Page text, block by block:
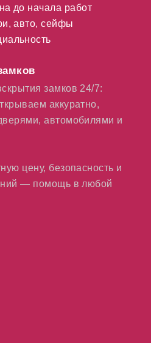
до начала работ
авто, сейфы
замков 24/7:
аккуратно,
автомобилями и
цену, безопасность и
— помощь в любой